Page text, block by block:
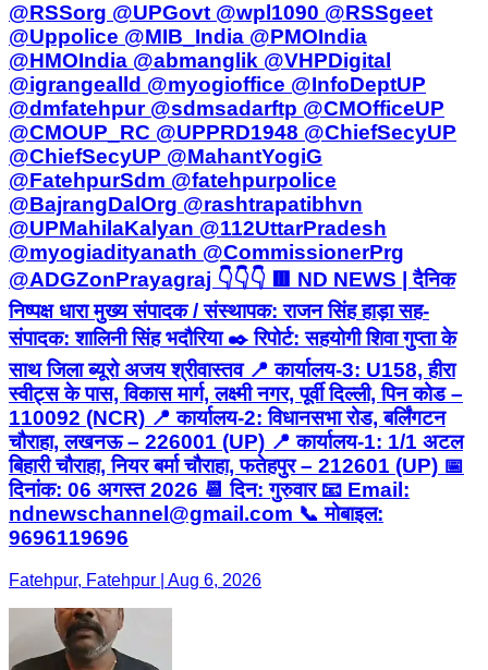
@RSSorg @UPGovt @wpl1090 @RSSgeet
@Uppolice @MIB_India @PMOIndia
@HMOIndia @abmanglik @VHPDigital
@igrangealld @myogioffice @InfoDeptUP
@dmfatehpur @sdmsadarftp @CMOfficeUP
@CMOUP_RC @UPPRD1948 @ChiefSecyUP
@ChiefSecyUP @MahantYogiG
@FatehpurSdm @fatehpurpolice
@BajrangDalOrg @rashtrapatibhvn
@UPMahilaKalyan @112UttarPradesh
@myogiadityanath @CommissionerPrg
@ADGZonPrayagraj 👇👇👇 🟥 ND NEWS | दैनिक
निष्पक्ष धारा मुख्य संपादक / संस्थापक: राजन सिंह हाड़ा सह-
संपादक: शालिनी सिंह भदौरिया ✒️ रिपोर्ट: सहयोगी शिवा गुप्ता के
साथ जिला ब्यूरो अजय श्रीवास्तव 📍 कार्यालय-3: U158, हीरा
स्वीट्स के पास, विकास मार्ग, लक्ष्मी नगर, पूर्वी दिल्ली, पिन कोड –
110092 (NCR) 📍 कार्यालय-2: विधानसभा रोड, बर्लिंगटन
चौराहा, लखनऊ – 226001 (UP) 📍 कार्यालय-1: 1/1 अटल
बिहारी चौराहा, नियर बर्मा चौराहा, फतेहपुर – 212601 (UP) 📅
दिनांक: 06 अगस्त 2026 📆 दिन: गुरुवार 📧 Email:
ndnewschannel@gmail.com 📞 मोबाइल:
9696119696
Fatehpur, Fatehpur | Aug 6, 2026